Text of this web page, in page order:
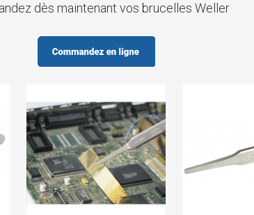
dès maintenant vos brucelles Weller